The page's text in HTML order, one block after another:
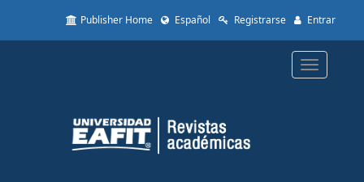
to
Content
Sidebar
Publisher Home Español Registrarse Entrar
Toggle